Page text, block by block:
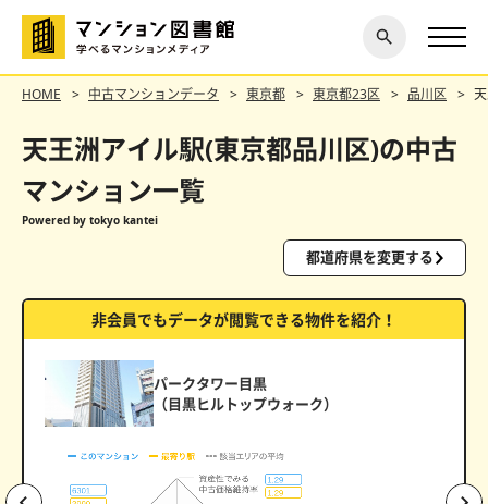
探す
閉じ
る
HOME 中古マンションデータ 東京都 東京都23区 品川区
天王洲アイル駅(東京都品川区)の中古
マンション一覧
Powered by tokyo kantei
都道府県を変更する
非会員でもデータが閲覧できる物件を紹介！
パークタワー目黒
（目黒ヒルトップウォーク）